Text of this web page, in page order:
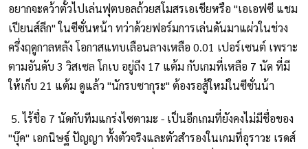
อยากจะคว้าตั๋วไปเล่นฟุตบอลถ้วยสโมสรเอเชียหรือ "เอเอฟซี แชม
เปียนส์ลีก" ในซีซั่นหน้า ทว่าด้วยฟอร์มการเล่นดันมาแผ่วในช่วง
ครึ่งฤดูกาลหลัง โอกาสแทบเลือนลางเหลือ 0.01 เปอร์เซนต์ เพราะ
ตามอันดับ 3 วิสเซล โกเบ อยู่ถึง 17 แต้ม กับเกมที่เหลือ 7 นัด ที่มี
ให้เก็บ 21 แต้ม ดูแล้ว "นักรบซากุระ" ต้องรอสู้ใหม่ในซีซั่นน้า
5. ไร้ชื่อ 7 นัดกับทีมแกร่งไซตามะ - เป็นอีกเกมที่ยังคงไม่มีชื่อของ
"บุ๊ค" เอกนิษฐ์ ปัญญา ทั้งตัวจริงและตัวสำรองในเกมที่อุราวะ เรดส์